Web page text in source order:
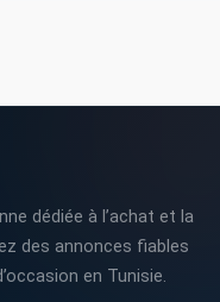
dédiée à l’achat et la
des annonces fiables
en Tunisie.